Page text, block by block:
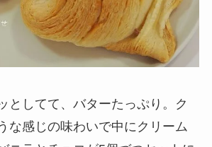
としてて、バターたっぷり。ク
な感じの味わいで中にクリーム